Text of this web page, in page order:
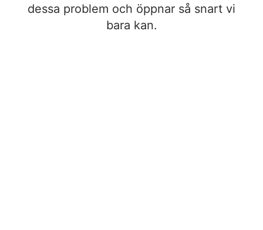
dessa problem och öppnar så snart vi
bara kan.